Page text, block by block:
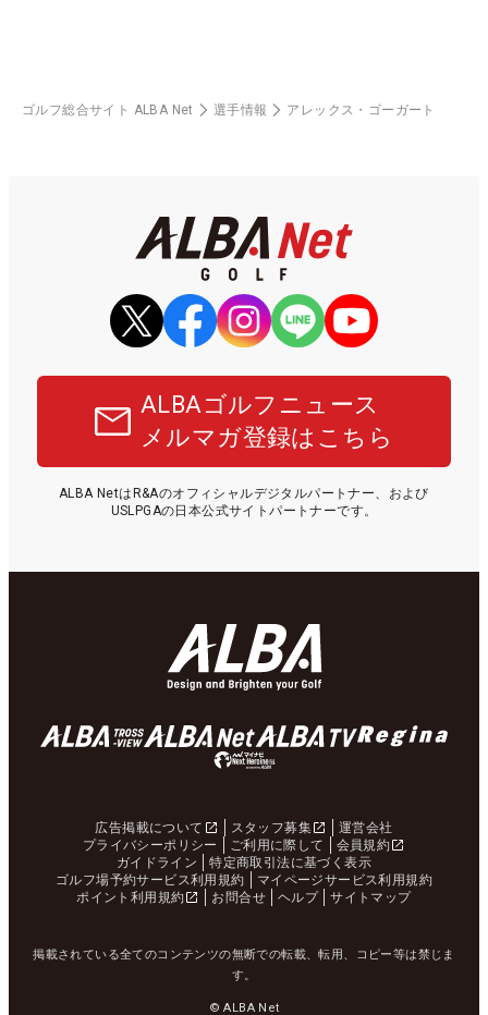
ゴルフ総合サイト ALBA Net 選手情報 アレックス・ゴーガート
ALBAゴルフニュース
メルマガ登録はこちら
ALBA NetはR&Aのオフィシャルデジタルパートナー、および
USLPGAの日本公式サイトパートナーです。
広告掲載について スタッフ募集
運営会社
プライバシーポリシー
ご利用に際して
会員規約
ガイドライン
特定商取引法に基づく表示
ゴルフ場予約サービス利用規約
マイページサービス利用規約
ポイント利用規約
お問合せ ヘルプ サイトマップ
掲載されている全てのコンテンツの無断での転載、転用、コピー等は禁じま
す。
© ALBA Net